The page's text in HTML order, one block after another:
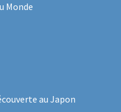
Monde
au Japon